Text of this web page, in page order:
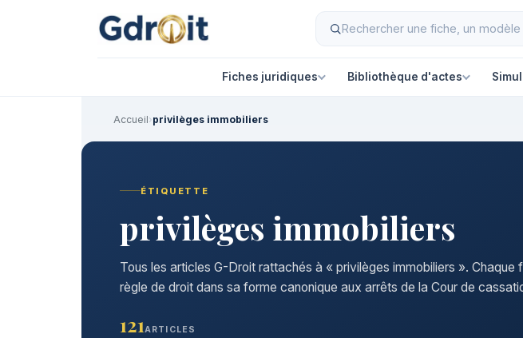
Fiches juridiques Bibliothèque d'actes
Accueil›privilèges immobiliers
ÉTIQUETTE
privilèges immobiliers
Tous les articles G-Droit rattachés à « privilèges immobiliers ». Chaque
règle de droit dans sa forme canonique aux arrêts de la Cour de
121 ARTICLES